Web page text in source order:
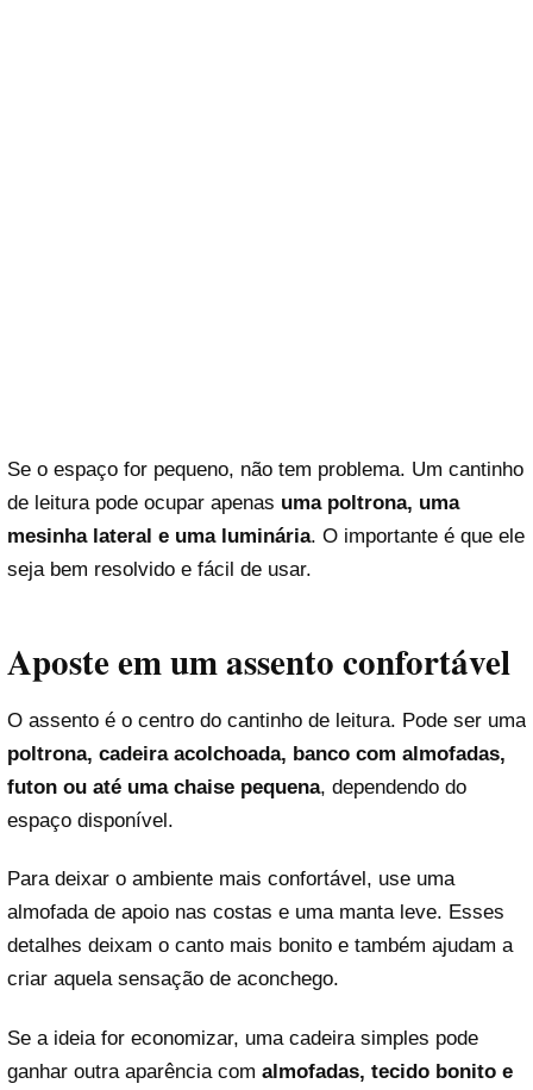
Se o espaço for pequeno, não tem problema. Um cantinho
de leitura pode ocupar apenas uma poltrona, uma
mesinha lateral e uma luminária. O importante é que ele
seja bem resolvido e fácil de usar.
Aposte em um assento confortável
O assento é o centro do cantinho de leitura. Pode ser uma
poltrona, cadeira acolchoada, banco com almofadas,
futon ou até uma chaise pequena, dependendo do
espaço disponível.
Para deixar o ambiente mais confortável, use uma
almofada de apoio nas costas e uma manta leve. Esses
detalhes deixam o canto mais bonito e também ajudam a
criar aquela sensação de aconchego.
Se a ideia for economizar, uma cadeira simples pode
ganhar outra aparência com almofadas, tecido bonito e